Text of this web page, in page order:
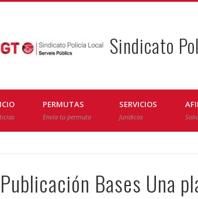
Sindicato
PERMUTAS
Envía tu permuta
SERVICIOS
Jurídicos
Publicación Bases Una